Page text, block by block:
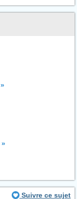
»
»
Suivre ce sujet